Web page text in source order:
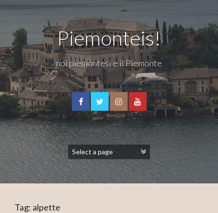
Piemonteis!
noi piemontesi e il Piemonte
Tag: alpette